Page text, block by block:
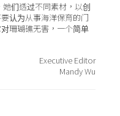
们透过不同素材，以创
认为从事海洋保育的门
珊瑚礁无害，一个简单
Executive Editor
Mandy Wu